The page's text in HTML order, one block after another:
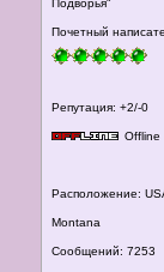
Почетный
Репутация: +2/-0
Offline
Расположение:
Montana
Сообщений: 7253